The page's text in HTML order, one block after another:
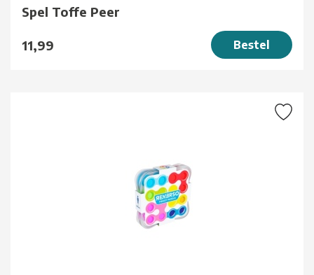
Spel Toffe Peer
11,99 Bestel